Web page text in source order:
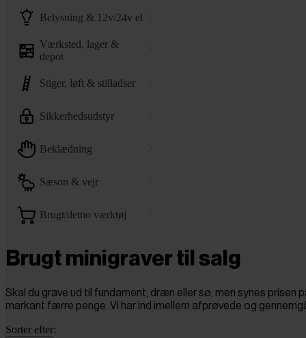
belysning & 12v/24v el
værksted, lager &
depot
stiger, løft & stilladser
sikkerhedsudstyr
beklædning
sæson & vejr
brugt/demo værktøj
Brugt minigraver til salg
Skal du grave ud til fundament, dræn eller sø, men synes prisen
markant færre penge. Vi har ind imellem afprøvede og
Sorter efter: